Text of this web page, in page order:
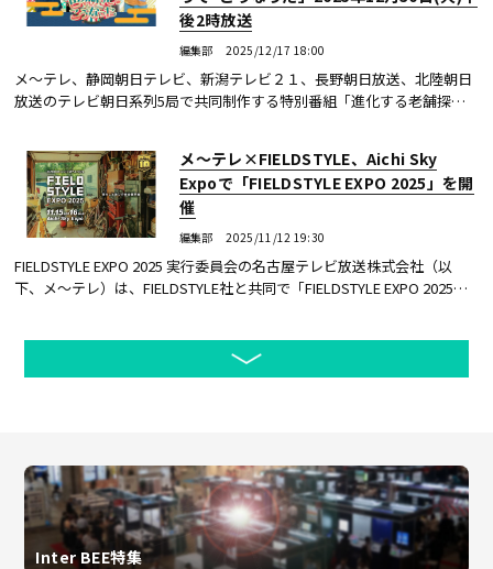
後2時放送
編集部 2025/12/17 18:00
メ～テレ、静岡朝日テレビ、新潟テレビ２１、長野朝日放送、北陸朝日
放送のテレビ朝日系列5局で共同制作する特別番組「進化する老舗探
メ〜テレ×FIELDSTYLE、Aichi Sky
Expoで「FIELDSTYLE EXPO 2025」を開
催
編集部 2025/11/12 19:30
FIELDSTYLE EXPO 2025 実行委員会の名古屋テレビ放送株式会社（以
下、メ〜テレ）は、FIELDSTYLE社と共同で「FIELDSTYLE EXPO 2025」
Inter BEE特集